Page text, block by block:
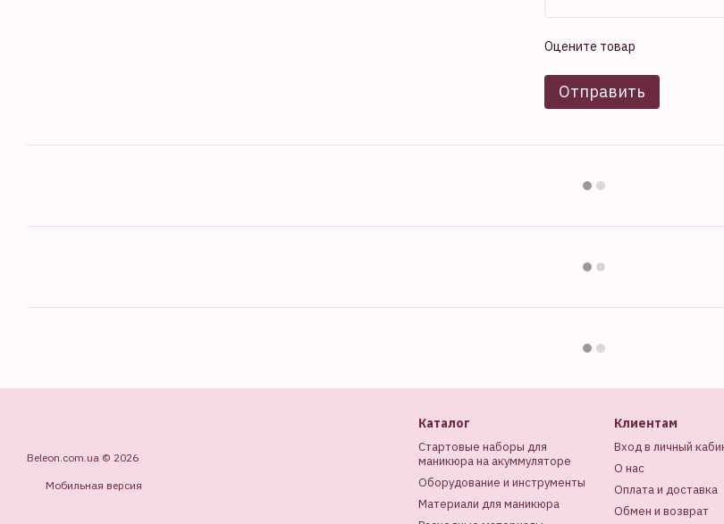
Оцените товар
Отправить
Beleon.com.ua © 2026
Мобильная версия
Каталог
Стартовые наборы для
маникюра на акуммуляторе
Оборудование и инструменты
Материали для маникюра
Клиентам
Вход в личный
О нас
Оплата и доставка
Обмен и возврат